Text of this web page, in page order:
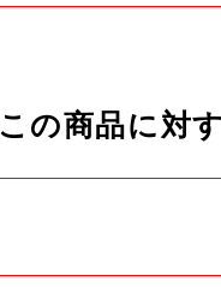
この商品に対